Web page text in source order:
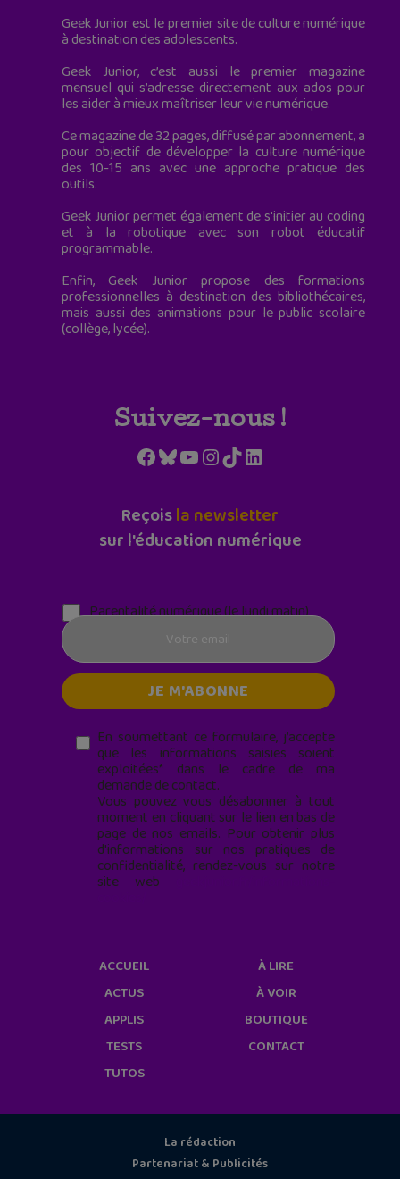
Geek Junior est le premier site de culture numérique
à destination des adolescents.
Geek Junior, c’est aussi le premier magazine
mensuel qui s’adresse directement aux ados pour
les aider à mieux maîtriser leur vie numérique.
Ce magazine de 32 pages, diffusé par abonnement, a
pour objectif de développer la culture numérique
des 10-15 ans avec une approche pratique des
outils.
Geek Junior permet également de s'initier au coding
et à la robotique avec son robot éducatif
programmable.
Enfin, Geek Junior propose des formations
professionnelles à destination des bibliothécaires,
mais aussi des animations pour le public scolaire
(collège, lycée).
Suivez-nous !
Facebook
Bluesky
YouTube
Instagram
TikTokLinkedIn
Reçoisla newsletter
sur l'éducation numérique
Parentalité numérique (le lundi matin)
En soumettant ce formulaire, j’accepte
que les informations saisies soient
exploitées* dans le cadre de ma
demande de contact.
Vous pouvez vous désabonner à tout
moment en cliquant sur le lien en bas de
page de nos emails. Pour obtenir plus
d'informations sur nos pratiques de
confidentialité, rendez-vous sur notre
site web
ACCUEIL
ACTUS
APPLIS
TESTS
TUTOS
À LIRE
À VOIR
BOUTIQUE
CONTACT
La rédaction
Partenariat & Publicités